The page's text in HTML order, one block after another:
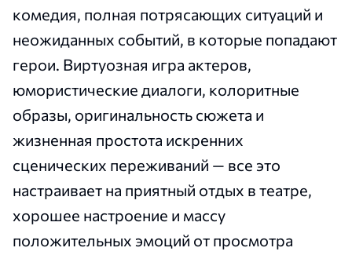
комедия, полная потрясающих ситуаций и
неожиданных событий, в которые попадают
герои. Виртуозная игра актеров,
юмористические диалоги, колоритные
образы, оригинальность сюжета и
жизненная простота искренних
сценических переживаний — все это
настраивает на приятный отдых в театре,
хорошее настроение и массу
положительных эмоций от просмотра